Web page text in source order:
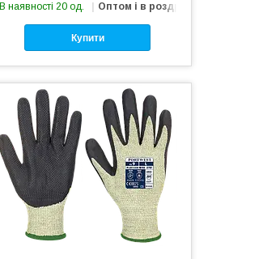
В наявності 20 од. Оптом і в роздріб
Купити